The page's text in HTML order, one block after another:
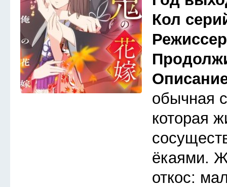
Кол
обычная
которая
ёкаями.
откос: